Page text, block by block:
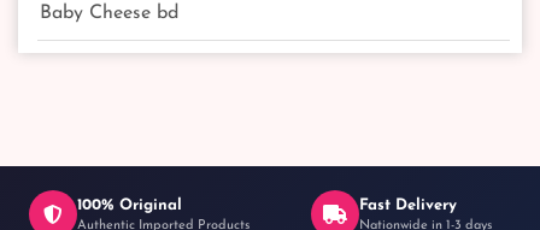
Baby Cheese bd
100% Original
Authentic Imported Products
Fast Delivery
Nationwide in 1-3 days